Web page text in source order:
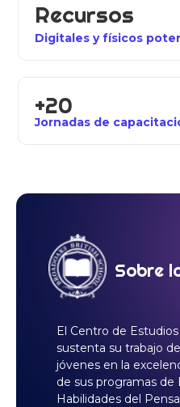
Recursos
Digitales y físicos
+20
Jornadas de
Sobre
El Centro de
sustenta su trabajo
jóvenes en la
de sus programas de
Habilidades del